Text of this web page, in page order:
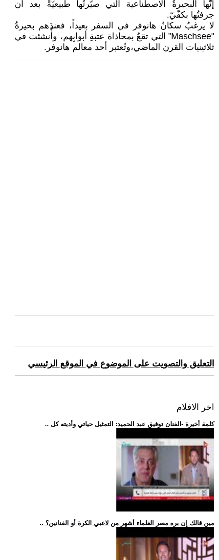
إنّها البحيرةُ الاصطناعية التي صيّرتُها طبيعيّةً بعد أن
جرفتُها بكفّيّ.
لا يرغبُ سكانُ هانوفر في السفر بعيداً، فعندَهم بحيرةُ
"Maschsee” التي تقعُ بمحاذاة عتبةِ أبوابِهم، وأُنشئت في
ثلاثينيات القرن الماضي،وتُعتبر أحد معالم هانوفر.
التعليق والتصويت على الموضوع في الموقع الرئيسي
اخر الافلام
.. كلمة أخيرة -الفنان توفيق عبد الحميد: التمثيل حياتي وأديته كل
.. مين قالك إن بره مصر العلماء أشهر من لاعبي الكرة أو الفنانين؟